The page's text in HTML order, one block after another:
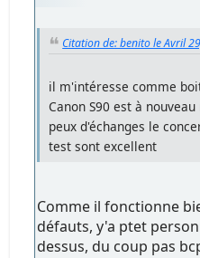
Citation de: benito le Avril
il m'intéresse comme
Canon S90 est à
peux d'échanges le
test sont excellent
Comme il fonctionne
défauts, y'a ptet
dessus, du coup pas